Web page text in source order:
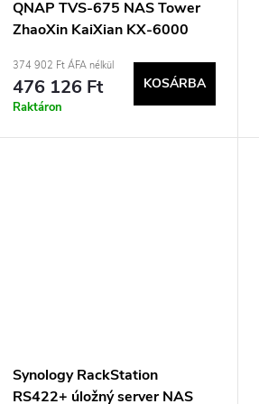
QNAP TVS-675 NAS Tower
ZhaoXin KaiXian KX-6000
QuTS hero Černá
374 902 Ft ÁFA nélkül
476 126 Ft
Raktáron
KOSÁRBA
Synology RackStation
RS422+ úložný server NAS